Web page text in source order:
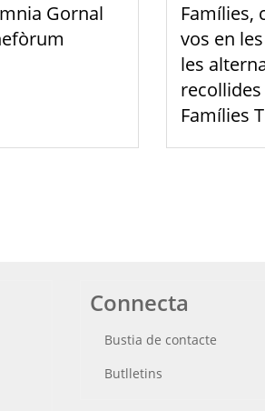
Gornal
Famílies,
vos en
les
Famílies
Connecta
Bustia de contacte
Butlletins